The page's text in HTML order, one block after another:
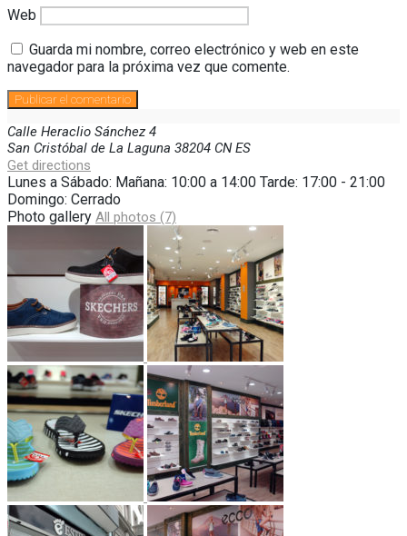
Web
Guarda mi nombre, correo electrónico y web en este
navegador para la próxima vez que comente.
Calle Heraclio Sánchez 4
San Cristóbal de La Laguna 38204 CN ES
Get directions
Lunes a Sábado: Mañana: 10:00 a 14:00 Tarde: 17:00 - 21:00
Domingo: Cerrado
Photo gallery All photos (7)